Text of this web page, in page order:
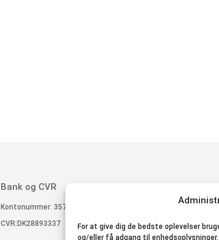
For at give dig de bedste oplevelser
og/eller få adgang til
Bank og CVR
Kontonummer: 3574 3451110055
CVR:DK28893337
Besøg os
Instagram